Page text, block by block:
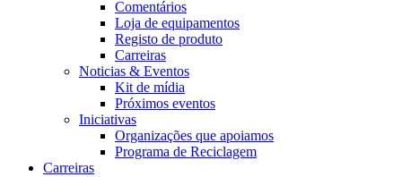
Comentários
Loja de equipamentos
Registo de produto
Carreiras
Noticias & Eventos
Kit de mídia
Próximos eventos
Iniciativas
Organizações que apoiamos
Programa de Reciclagem
Carreiras